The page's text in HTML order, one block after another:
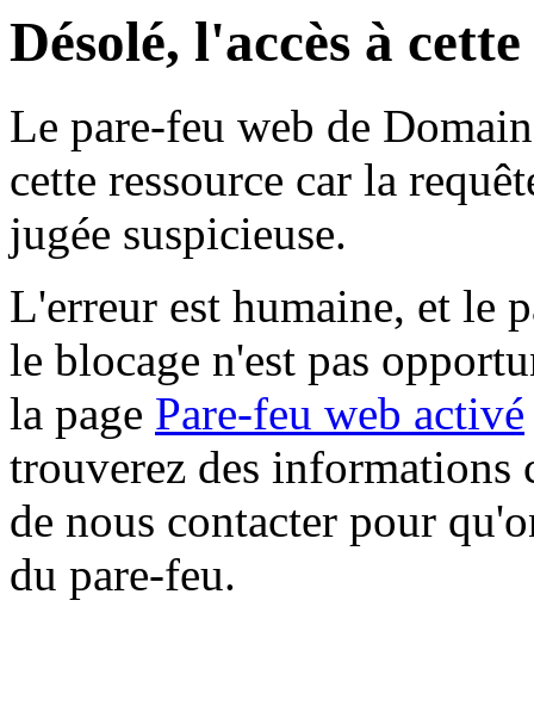
Désolé, l'accès à
Le pare-feu web de
cette ressource car la
jugée suspicieuse.
L'erreur est humaine, et le
le blocage n'est pas
la page Pare-feu web activé
trouverez des informations
de nous contacter pour
du pare-feu.